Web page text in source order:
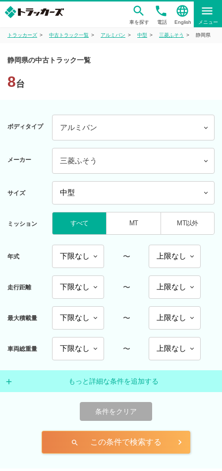
車を探す
phone
電話
language
English
menu
メニュー
トラッカーズ 中古トラック一覧 アルミバン 中型 三菱ふそう 静岡県
静岡県の中古トラック一覧
8台
ボディタイプ アルミバン
メーカー 三菱ふそう
サイズ
ミッション すべて MT MT以外
年式 〜
走行距離 〜
最大積載量 〜
車両総重量 〜
もっと詳細な条件を追加する
条件をクリア
search この条件で検索する